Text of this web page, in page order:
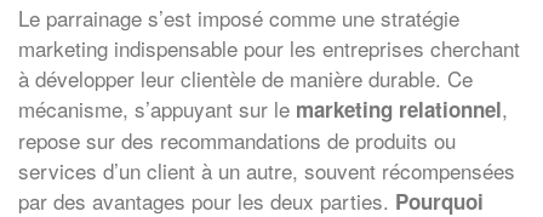
Le parrainage s’est imposé comme une stratégie
marketing indispensable pour les entreprises cherchant
à développer leur clientèle de manière durable. Ce
mécanisme, s’appuyant sur le marketing relationnel,
repose sur des recommandations de produits ou
services d’un client à un autre, souvent récompensées
par des avantages pour les deux parties. Pourquoi